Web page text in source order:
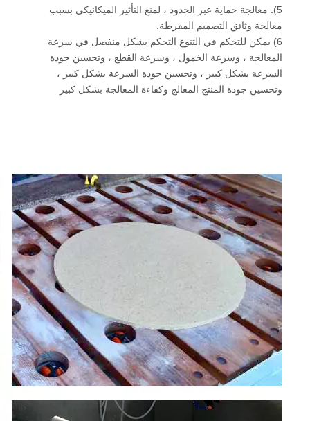
5). معالجة حماية عبر الحدود ، لمنع التأثير الميكانيكي بسبب
معالجة وثائق التصميم المفرطة.
6) يمكن للتحكم في التنوع التحكم بشكل منفصل في سرعة
المعالجة ، وسرعة الخمول ، وسرعة القطع ، وتحسين جودة
السرعة بشكل كبير ، وتحسين جودة السرعة بشكل كبير ،
وتحسين جودة المنتج المعالج وكفاءة المعالجة بشكل كبير